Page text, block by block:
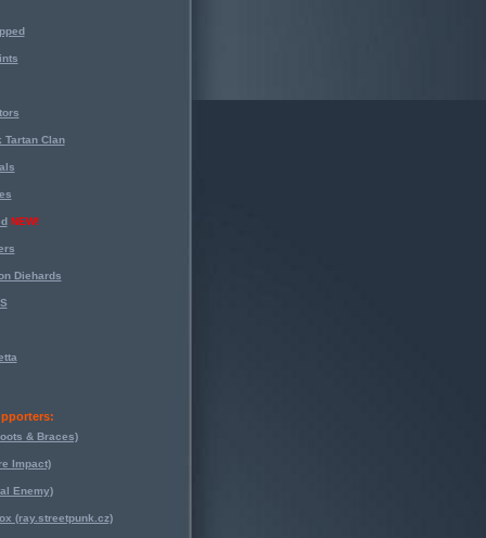
Tartan Clan
NEW!
Diehards
& Braces)
Impact)
Enemy)
(ray.streetpunk.cz)